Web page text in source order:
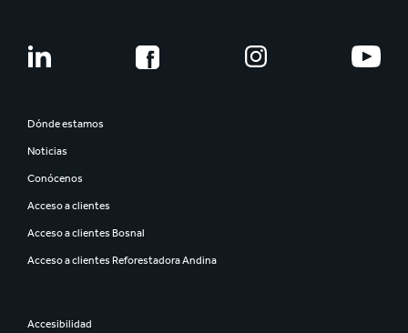
Dónde estamos
Noticias
Conócenos
Acceso a clientes
Acceso a clientes Bosnal
Acceso a clientes Reforestadora Andina
Accesibilidad